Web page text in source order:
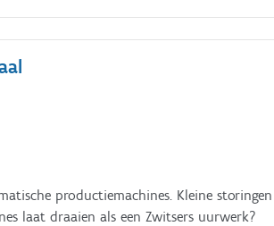
voor het eindproduct, je voert
productiemachines. Kleine
laat draaien als een Zwitsers uurwerk?